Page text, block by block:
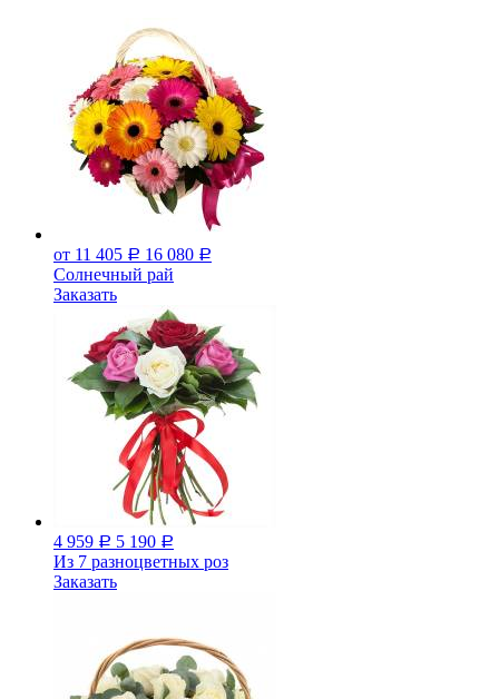
от 11 405 Р 16 080 Р
Солнечный рай
Заказать
4 959 Р 5 190 Р
Из 7 разноцветных роз
Заказать